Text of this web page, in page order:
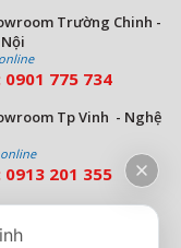
Trường Chinh -
0901 775 734
Tp Vinh - Nghệ
0913 201 355
nhánh Hồ Chí Minh